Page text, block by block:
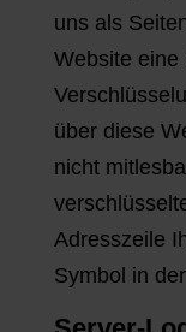
uns als
Website eine
über diese
nicht
Adresszeile
Symbol in